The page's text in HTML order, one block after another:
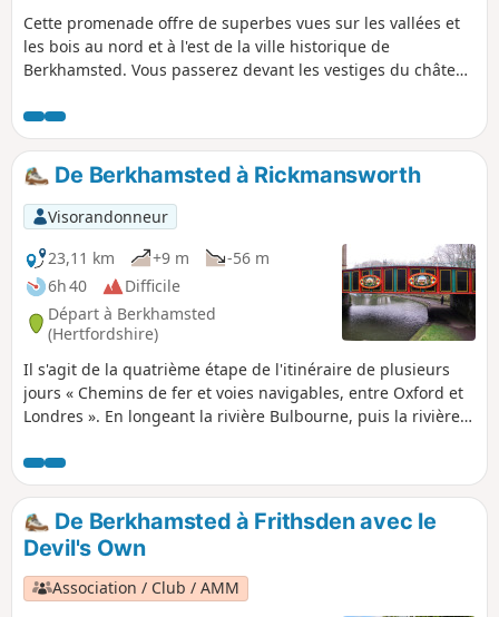
Cette promenade offre de superbes vues sur les vallées et
les bois au nord et à l'est de la ville historique de
Berkhamsted. Vous passerez devant les vestiges du château
traverserez les bois anciens de Frithsden Beeches.
De Berkhamsted à Rickmansworth
Visorandonneur
23,11 km
+9 m
-56 m
6h 40
Difficile
Départ à Berkhamsted
(Hertfordshire)
Il s'agit de la quatrième étape de l'itinéraire de plusieurs
jours « Chemins de fer et voies navigables, entre Oxford et
Londres ». En longeant la rivière Bulbourne, puis la rivière
nombreuses choses à découvrir : des péniches, des écluses
et des ponts historiques, la plus ancienne papeterie
mécanisée au monde, ainsi que des réserves naturelles et
le célèbre parc de Cassiobury.
De Berkhamsted à Frithsden avec le
Devil's Own
Association / Club / AMM